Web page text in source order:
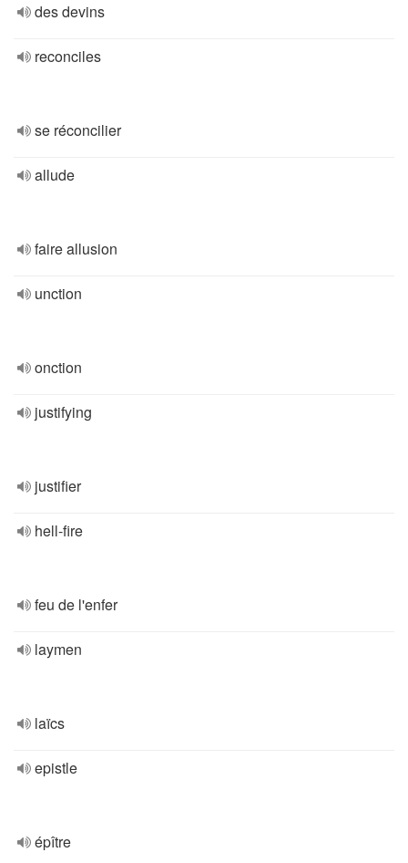
des devins
reconciles
se réconcilier
allude
faire allusion
unction
onction
justifying
justifier
hell-fire
feu de l'enfer
laymen
laïcs
epistle
épître